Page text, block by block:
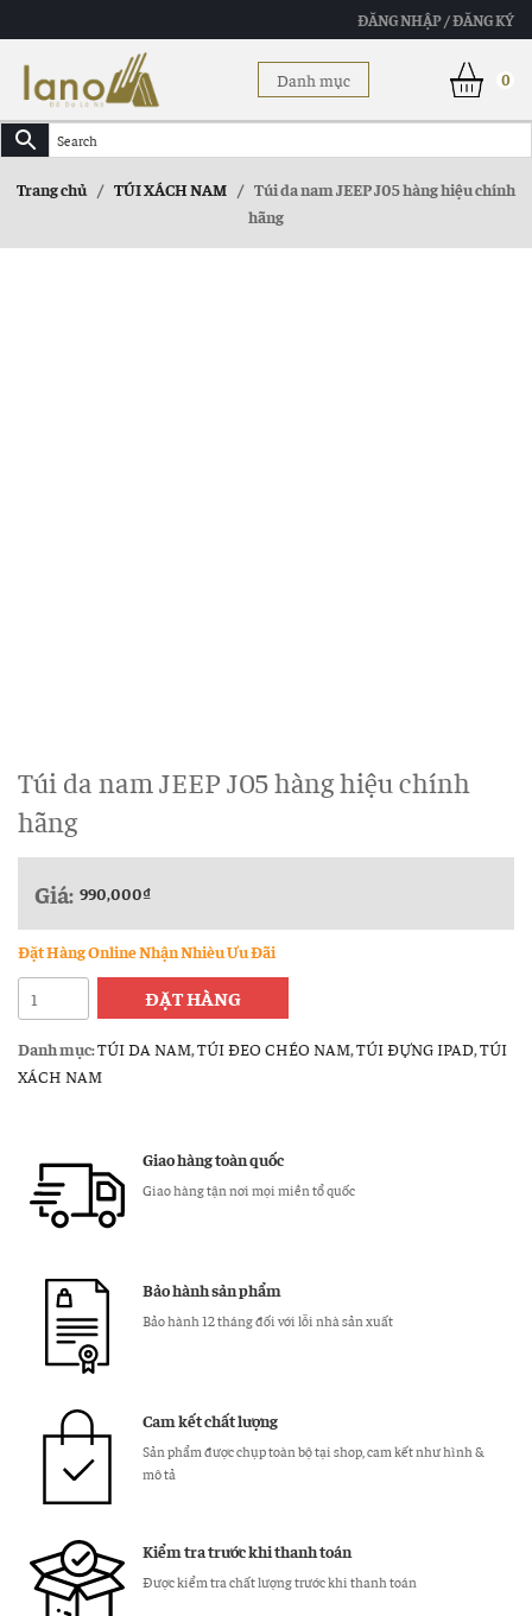
ĐĂNG NHẬP / ĐĂNG KÝ
Danh mục 0
Trang chủ / TÚI XÁCH NAM / Túi da nam JEEP J05 hàng hiệu chính
hãng
Túi da nam JEEP J05 hàng hiệu chính
hãng
Giá: 990,000₫
Đặt Hàng Online Nhận Nhièu Ưu Đãi
Túi
da
nam
JEEP
chính
hãng
ĐẶT HÀNG
Danh mục:TÚI DA NAM,TÚI ĐEO CHÉO NAM,TÚI ĐỰNG IPAD,TÚI
XÁCH NAM
Giao hàng toàn quốc
Giao hàng tận nơi mọi miền tổ quốc
Bảo hành sản phẩm
Bảo hành 12 tháng đối với lỗi nhà sản xuất
Cam kết chất lượng
Sản phẩm được chụp toàn bộ tại shop, cam kết như hình &
mô tả
Kiểm tra trước khi thanh toán
Được kiểm tra chất lượng trước khi thanh toán